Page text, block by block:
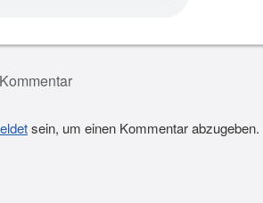
sein, um einen Kommentar abzugeben.